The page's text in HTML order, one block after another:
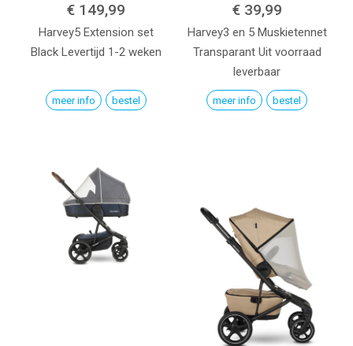
€ 149,99
Harvey5 Extension set
Black Levertijd 1-2 weken
meer info bestel
€ 39,99
Harvey3 en 5 Muskietennet
Transparant Uit voorraad
leverbaar
meer info bestel